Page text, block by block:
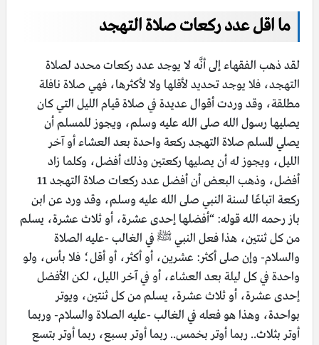
ما اقل عدد ركعات صلاة التهجد
لقد ذهب الفقهاء إلى أنَّه لا يوجد عدد ركعات محدد لصلاة
التهجد، فلا يوجد تحديد لأقلها ولا لأكثرها، فهي صلاة نافلة
مطلقة، وقد وردت أقوال عديدة في صلاة قيام الليل التي كان
يصليها رسول الله صلى الله عليه وسلم، ويجوز للمسلم أن
يصلي المسلم صلاة التهجد ركعة واحدة بعد العشاء أو آخر
الليل، ويجوز له أن يصليها ركعتين وذلك أفضل، وكلما زاد
أفضل، وذهب البعض أن أفضل عدد ركعات صلاة التهجد 11
ركعة اتباعًا لسنة النبي صلى الله عليه وسلم، وقد ورد عن ابن
باز رحمه الله قوله: “أفضلها إحدى عشرة، أو ثلاث عشرة، يسلم
من كل ثنتين، هذا فعل النبي ﷺ في الغالب -عليه الصلاة
والسلام- وإن صلى أكثر: عشرين، أو أكثر، أو أقل؛ فلا بأس، ولو
واحدة في كل ليلة بعد العشاء، أو في آخر الليل، لكن الأفضل
إحدى عشرة، أو ثلاث عشرة، يسلم من كل ثنتين، ويوتر
بواحدة، وهذا هو فعله في الغالب -عليه الصلاة والسلام- وربما
أوتر بثلاث.. ربما أوتر بخمس.. ربما أوتر بسبع، ربما أوتر بتسع